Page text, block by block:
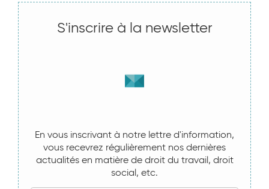
S'inscrire à la newsletter
En vous inscrivant à notre lettre d'information,
vous recevrez régulièrement nos dernières
actualités en matière de droit du travail, droit
social, etc.